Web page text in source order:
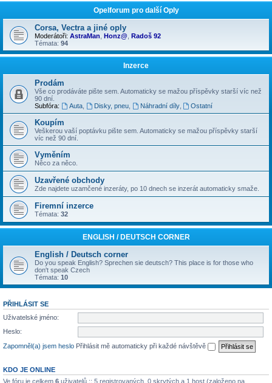
Opelforum pro další Oply
Corsa, Vectra a jiné oply
Moderátoři: AstraMan Honz@ Radoš 92
Témata: 94
Inzerce
Prodám
Vše co prodáváte pište sem. Automaticky se mažou příspěvky starší víc než
90 dní.
Subfóra:
Auta, Disky, pneu, Náhradní díly, Ostatní
Koupím
Veškerou vaší poptávku pište sem. Automaticky se mažou příspěvky starší
víc než 90 dní.
Vyměním
Něco za něco.
Uzavřené obchody
Zde najdete uzamčené inzeráty, po 10 dnech se inzerát automaticky smaže.
Firemní inzerce
Témata: 32
ENGLISH / DEUTSCH CORNER
English / Deutsch corner
Do you speak English? Sprechen sie deutsch? This place is for those who
don't speak Czech
Témata: 10
PŘIHLÁSIT SE
Uživatelské jméno:
Heslo:
Zapomněl(a) jsem heslo Přihlásit mě automaticky při každé návštěvě
KDO JE ONLINE
Ve fóru je celkem 6 uživatelů :: 5 registrovaných, 0 skrytých a 1 host (založeno na